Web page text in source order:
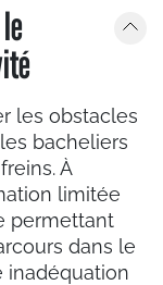
les obstacles
bacheliers
À
limitée
permettant
dans le
inadéquation